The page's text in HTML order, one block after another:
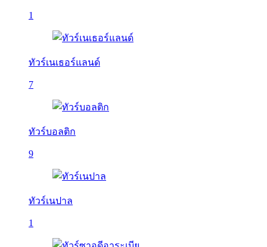
1
ทัวร์เนเธอร์แลนด์
7
ทัวร์บอลติก
9
ทัวร์เนปาล
1